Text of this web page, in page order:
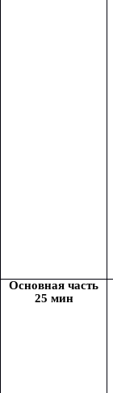
Основная часть
25 мин